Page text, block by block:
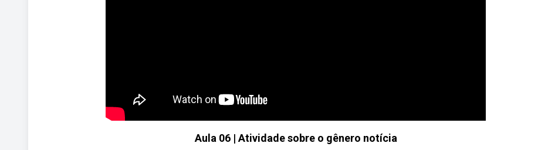
Aula 06 | Atividade sobre o gênero notícia